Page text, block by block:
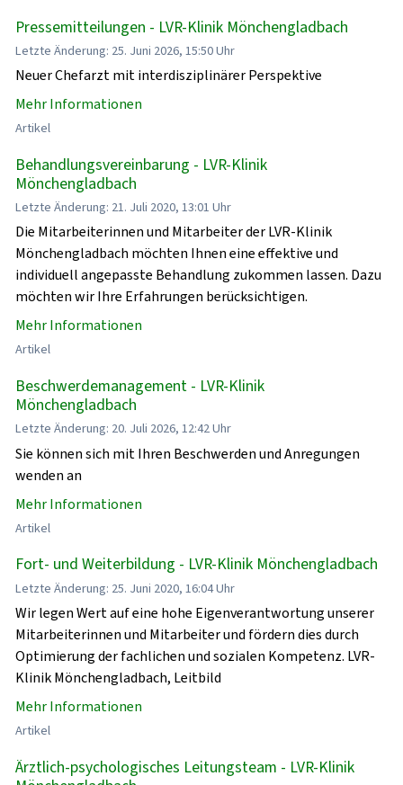
Pressemitteilungen - LVR-Klinik Mönchengladbach
Letzte Änderung: 25. Juni 2026, 15:50 Uhr
Neuer Chefarzt mit interdisziplinärer Perspektive
Mehr Informationen
Artikel
Behandlungsvereinbarung - LVR-Klinik
Mönchengladbach
Letzte Änderung: 21. Juli 2020, 13:01 Uhr
Die Mitarbeiterinnen und Mitarbeiter der LVR-Klinik
Mönchengladbach möchten Ihnen eine effektive und
individuell angepasste Behandlung zukommen lassen. Dazu
möchten wir Ihre Erfahrungen berücksichtigen.
Mehr Informationen
Artikel
Beschwerdemanagement - LVR-Klinik
Mönchengladbach
Letzte Änderung: 20. Juli 2026, 12:42 Uhr
Sie können sich mit Ihren Beschwerden und Anregungen
wenden an
Mehr Informationen
Artikel
Fort- und Weiterbildung - LVR-Klinik Mönchengladbach
Letzte Änderung: 25. Juni 2020, 16:04 Uhr
Wir legen Wert auf eine hohe Eigenverantwortung unserer
Mitarbeiterinnen und Mitarbeiter und fördern dies durch
Optimierung der fachlichen und sozialen Kompetenz. LVR-
Klinik Mönchengladbach, Leitbild
Mehr Informationen
Artikel
Ärztlich-psychologisches Leitungsteam - LVR-Klinik